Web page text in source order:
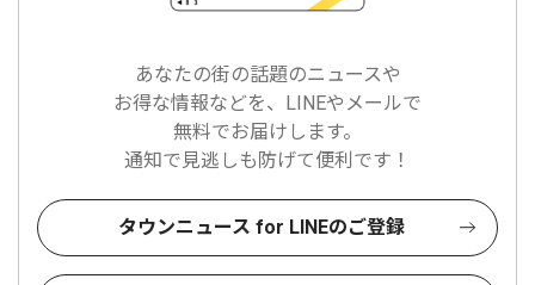
あなたの街の話題のニュースや
お得な情報などを、LINEやメールで
無料でお届けします。
通知で見逃しも防げて便利です！
タウンニュース for LINEのご登録